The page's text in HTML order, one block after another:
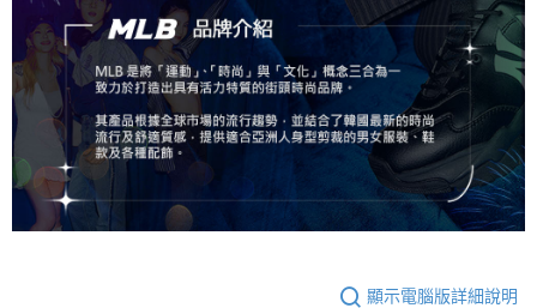
顯示電腦版詳細說明